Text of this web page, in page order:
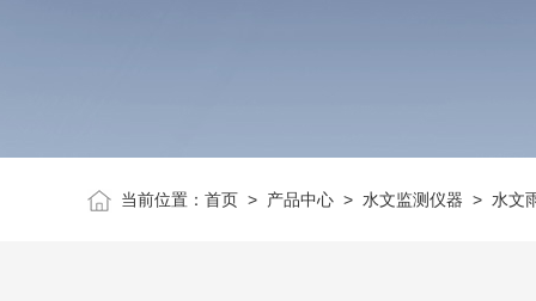
当前位置： 首页> 产品中心> 水文监测仪器 > 水文